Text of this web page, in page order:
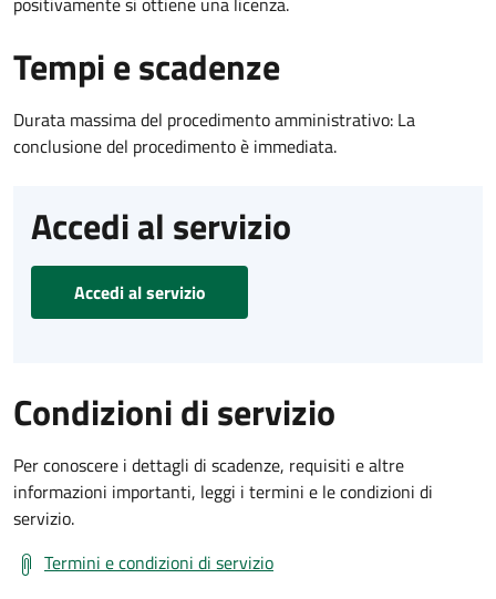
Tempi e scadenze
Durata massima del procedimento amministrativo: La
conclusione del procedimento è immediata.
Accedi al servizio
Accedi al servizio
Condizioni di servizio
Per conoscere i dettagli di scadenze, requisiti e altre
informazioni importanti, leggi i termini e le condizioni di
servizio.
Termini e condizioni di servizio